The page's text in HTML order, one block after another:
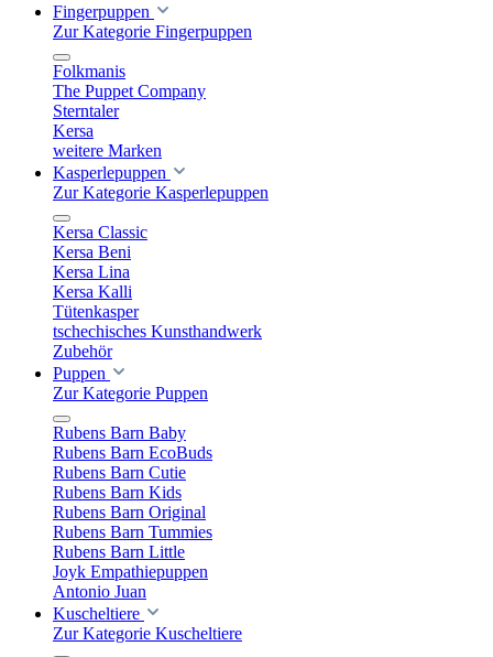
Fingerpuppen
Zur Kategorie Fingerpuppen
Folkmanis
The Puppet Company
Sterntaler
Kersa
weitere Marken
Kasperlepuppen
Zur Kategorie Kasperlepuppen
Kersa Classic
Kersa Beni
Kersa Lina
Kersa Kalli
Tütenkasper
tschechisches Kunsthandwerk
Zubehör
Puppen
Zur Kategorie Puppen
Rubens Barn Baby
Rubens Barn EcoBuds
Rubens Barn Cutie
Rubens Barn Kids
Rubens Barn Original
Rubens Barn Tummies
Rubens Barn Little
Joyk Empathiepuppen
Antonio Juan
Kuscheltiere
Zur Kategorie Kuscheltiere